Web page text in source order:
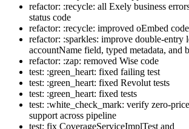
refactor: :recycle: all Exely business
status code
refactor: :recycle: improved oEmbed code
refactor: :sparkles: improve double-entry
accountName field, typed metadata, and
refactor: :zap: removed Wise code
test: :green_heart: fixed failing test
test: :green_heart: fixed Revolut tests
test: :green_heart: fixed tests
test: :white_check_mark: verify zero-
support across pipeline
test: fix CoverageServiceImplTest and